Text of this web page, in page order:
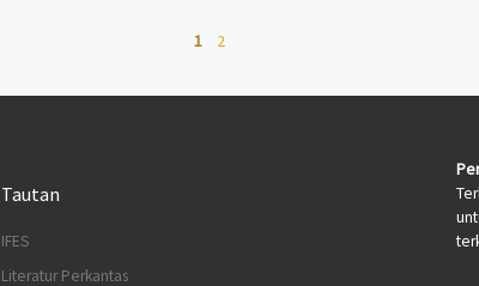
1 2
Tautan
IFES
Literatur Perkantas